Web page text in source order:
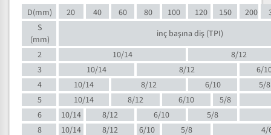
D(mm) 20 40 60 80 100 120 150 200
S
(mm)
inç başına diş (TPI)
2
10/14
8/12
3
10/14 8/12
6/
4
10/14 8/12 6/10
5/8
5
10/14 8/12 6/10
5/8
6
10/14 8/12 6/10
5/8
8
10/14 8/12 6/10 5/8
4/